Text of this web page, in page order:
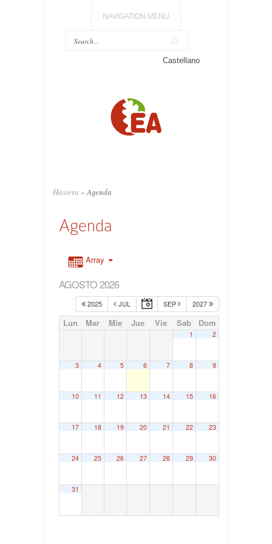
NAVIGATION MENU
Castellano
Hasiera » Agenda
Agenda
Array
AGOSTO 2026
2025 JUL SEP 2027
Lun Mar Mie Jue Vie Sab Dom
1 2
3 4 5 6 7 8 9
10 11 12 13 14 15 16
17 18 19 20 21 22 23
24 25 26 27 28 29 30
31